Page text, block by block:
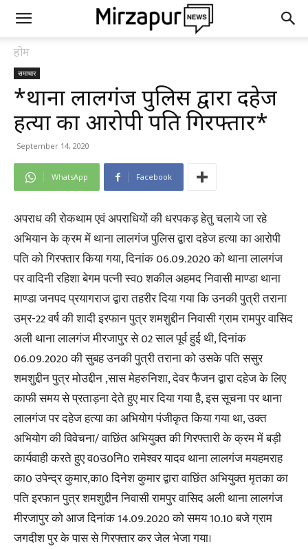
होम
समाचार
*थाना लालगंज पुलिस द्वारा दहेज
हत्या का आरोपी पति गिरफ्तार*
September 14, 2020
WhatsApp Facebook
अपराध की रोकथाम एवं अपराधियों की धरपकड़ हेतु चलाये जा रहे
अभियान के क्रम में थाना लालगंज पुलिस द्वारा दहेज हत्या का आरोपी
पति को गिरफ्तार किया गया, दिनांक 06.09.2020 को थाना लालगंज
पर वादिनी रहिशा बेगम पत्नी स्व0 शकील अहमद निवासी माण्डा थाना
माण्डा जनपद प्रयागराज द्वारा तहरीर दिया गया कि उनकी पुत्री तराना
उम्र-22 वर्ष की शादी इरफान पुत्र शमशुद्दीन निवासी ग्राम रामपुर वासिद
अली थाना लालगंज मीरजापुर से 02 साल पूर्व हुई थी, दिनांक
06.09.2020 की सुबह उनकी पुत्री तराना को उसके पति ससुर
शमशुद्दीन पुत्र मोउद्दीन ,सास मेहरुनिशा, देवर फैजन द्वारा दहेज के लिए
काफी समय से प्रताड़ना देते हुए मार दिया गया है, इस सूचना पर थाना
लालगंज पर दहेज हत्या का अभियोग पंजीकृत किया गया था, उक्त
अभियोग की विवेचना/ वाछिंत अभियुक्त की गिरफ्तारी के क्रम में बड़ी
कार्यवाही करते हुए व0उ0नि0 रामेश्वर यादव थाना लालगंज मयहमराह
का0 उपेन्द्र कुमार,का0 दिनेश कुमार द्वारा वाछिंत अभियुक्त मृतका का
पति इरफान पुत्र शमशुद्दीन निवासी रामपुर वासिद अली थाना लालगंज
मीरजापुर को आज दिनांक 14.09.2020 को समय 10.10 बजे ग्राम
जगदीश पुर के पास से गिरफ्तार कर जेल भेजा गया।